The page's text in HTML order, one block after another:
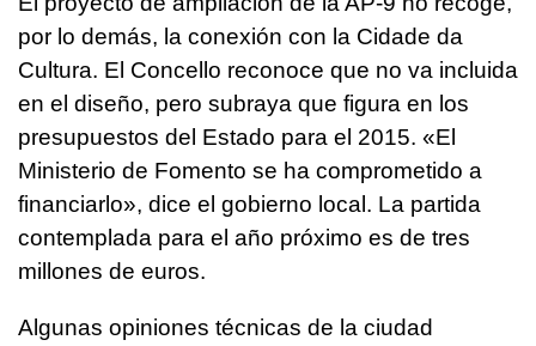
por lo demás, la conexión con la Cidade da
Cultura. El Concello reconoce que no va incluida
en el diseño, pero subraya que figura en los
presupuestos del Estado para el 2015. «El
Ministerio de Fomento se ha comprometido a
financiarlo», dice el gobierno local. La partida
contemplada para el año próximo es de tres
millones de euros.
Algunas opiniones técnicas de la ciudad